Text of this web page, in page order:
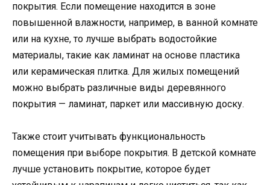
покрытия. Если помещение находится в зоне
повышенной влажности, например, в ванной комнате
или на кухне, то лучше выбрать водостойкие
материалы, такие как ламинат на основе пластика
или керамическая плитка. Для жилых помещений
можно выбрать различные виды деревянного
покрытия — ламинат, паркет или массивную доску.
Также стоит учитывать функциональность
помещения при выборе покрытия. В детской комнате
лучше установить покрытие, которое будет